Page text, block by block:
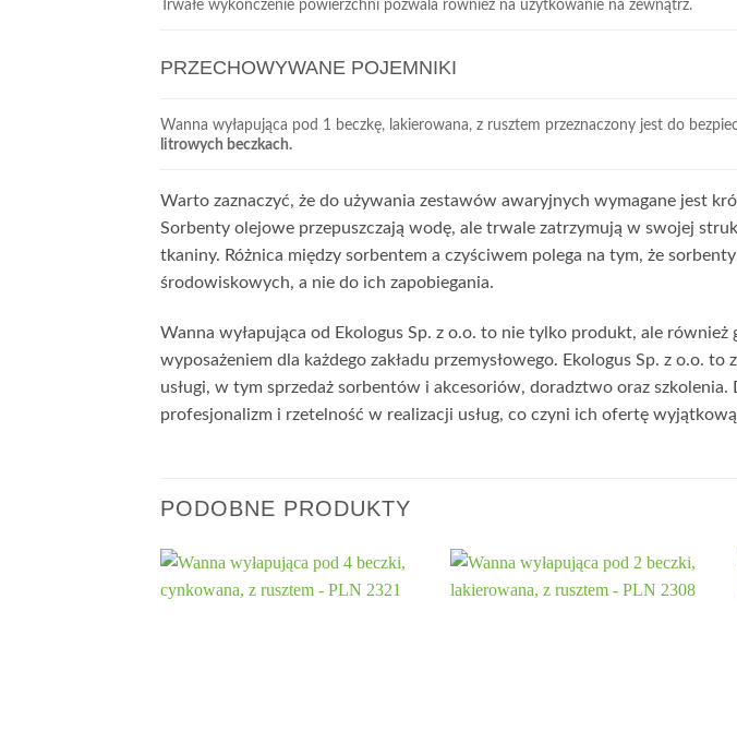
Trwałe wykończenie powierzchni pozwala również na użytkowanie na zewnątrz.
PRZECHOWYWANE POJEMNIKI
Wanna wyłapująca pod 1 beczkę, lakierowana, z rusztem przeznaczony jest do
litrowych beczkach.
Warto zaznaczyć, że do używania zestawów awaryjnych wymagane jest
Sorbenty olejowe przepuszczają wodę, ale trwale zatrzymują w swojej
tkaniny. Różnica między sorbentem a czyściwem polega na tym, że
środowiskowych, a nie do ich zapobiegania.
Wanna wyłapująca od Ekologus Sp. z o.o. to nie tylko produkt, ale
wyposażeniem dla każdego zakładu przemysłowego. Ekologus Sp. z o.o.
usługi, w tym sprzedaż sorbentów i akcesoriów, doradztwo oraz
profesjonalizm i rzetelność w realizacji usług, co czyni ich ofertę
PODOBNE PRODUKTY